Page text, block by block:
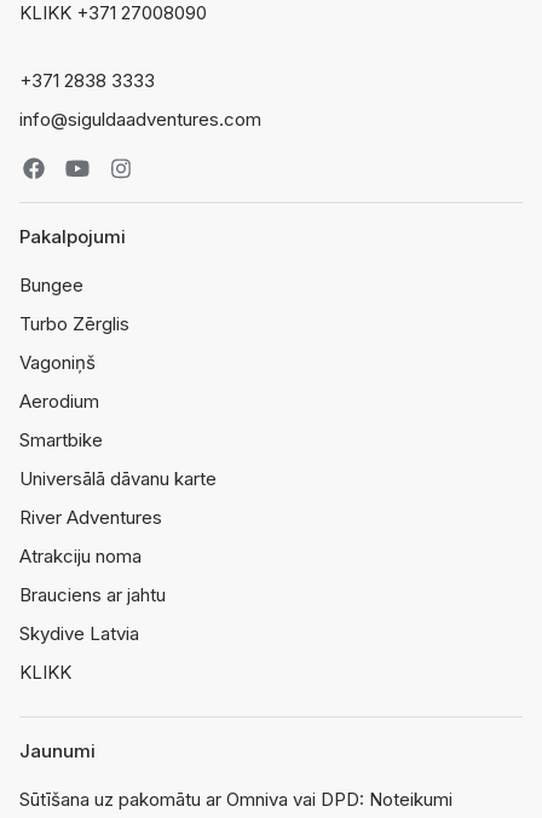
KLIKK +371 27008090
+371 2838 3333
info@siguldaadventures.com
Pakalpojumi
Bungee
Turbo Zērglis
Vagoniņš
Aerodium
Smartbike
Universālā dāvanu karte
River Adventures
Atrakciju noma
Brauciens ar jahtu
Skydive Latvia
KLIKK
Jaunumi
Sūtīšana uz pakomātu ar Omniva vai DPD: Noteikumi